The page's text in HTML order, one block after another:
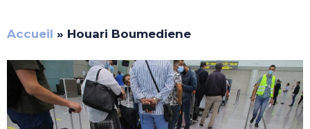
Accueil » Houari Boumediene